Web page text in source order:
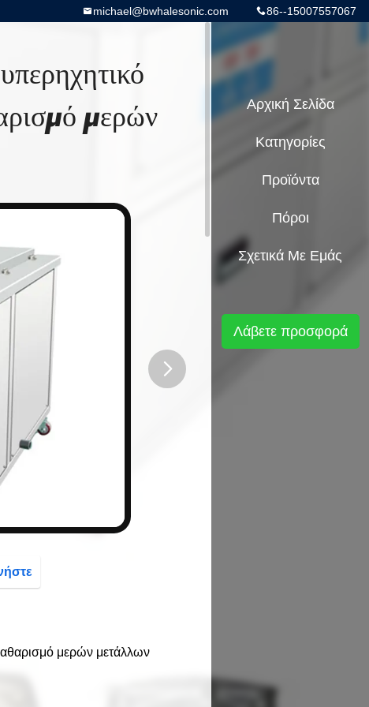
86--15007557067
michael@bwhalesonic.com
μερών
μερών μετάλλων
Αρχική Σελίδα
Κατηγορίες
Προϊόντα
Πόροι
Σχετικά Με Εμάς
Λάβετε προσφορά